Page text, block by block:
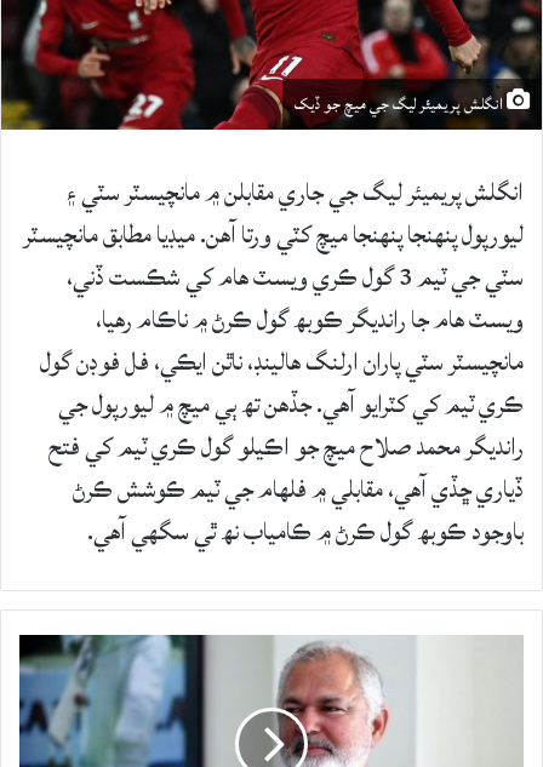
انگلش پريميئر ليگ جي ميچ جو ڏيک
انگلش پريميئر ليگ جي جاري مقابلن ۾ مانچيسٽر سٽي ۽
ليورپول پنهنجا پنهنجا ميچ کٽي ورتا آهن. ميڊيا مطابق مانچيسٽر
سٽي جي ٽيم 3 گول ڪري ويسٽ هام کي شڪست ڏني،
ويسٽ هام جا رانديگر ڪوبھ گول ڪرڻ ۾ ناڪام رهيا،
مانچيسٽر سٽي پاران ارلنگ هالينڊ، ناٿن ايڪي، فل فوڊن گول
ڪري ٽيم کي کٽرايو آهي. جڏهن تھ ٻي ميچ ۾ ليورپول جي
رانديگر محمد صلاح ميچ جو اڪيلو گول ڪري ٽيم کي فتح
ڏياري ڇڏي آهي، مقابلي ۾ فلهام جي ٽيم ڪوشش ڪرڻ
باوجود ڪوبھ گول ڪرڻ ۾ ڪامياب نھ ٿي سگهي آهي.